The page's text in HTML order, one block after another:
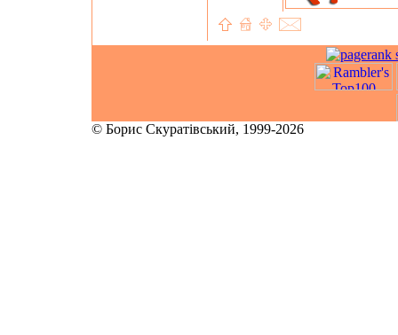
© Борис Скуратівський, 1999-2026